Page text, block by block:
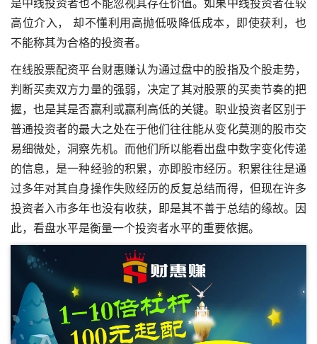
是中线投资者也不能忽视其存在价值。如果中线投资者在较
高位介入， 却不懂利用高抛低吸降低成本，即使获利，也
不能称其为合格的投资者。
在线股票配资平台财惠赚认为通过盘中的股指及个股走势，
判断买卖双方力量的强弱，决定了其对股票的买卖节奏的把
握，也是其是否赢利或赢利高低的关键。职业投资者区别于
普通投资者的最大之处在于他们往往能从变化莫测的股市交
易细微处，洞察先机。而他们所以能看出盘中数字变化传递
的信息，是一种经验的积累，亦即股市经历。积累往往是通
过多年对其自身操作失败经历的反复总结而得，但现在许多
投资者入市多年也没有收获，即是其不善于总结的缘故。因
此，看盘水平是衡量一个投资者水平的重要依据。